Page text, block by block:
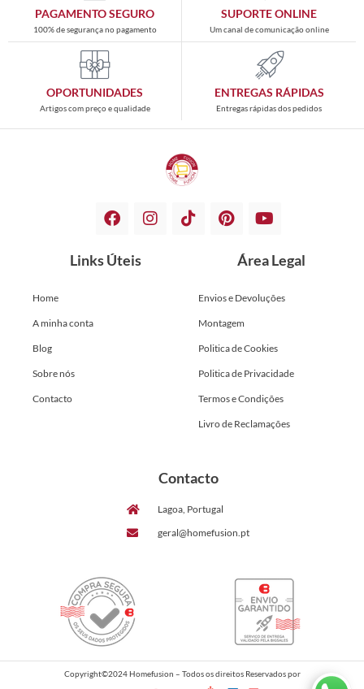
PAGAMENTO SEGURO
100% de segurança no pagamento
SUPORTE ONLINE
Um canal de comunicação online
OPORTUNIDADES
Artigos com preço e qualidade
ENTREGAS RÁPIDAS
Entregas rápidas dos pedidos
Links Úteis
Home
A minha conta
Blog
Sobre nós
Contacto
Área Legal
Envios e Devoluções
Montagem
Politica de Cookies
Politica de Privacidade
Termos e Condições
Livro de Reclamações
Contacto
Lagoa, Portugal
geral@homefusion.pt
Copyright©2024 Homefusion – Todos os direitos Reservados por